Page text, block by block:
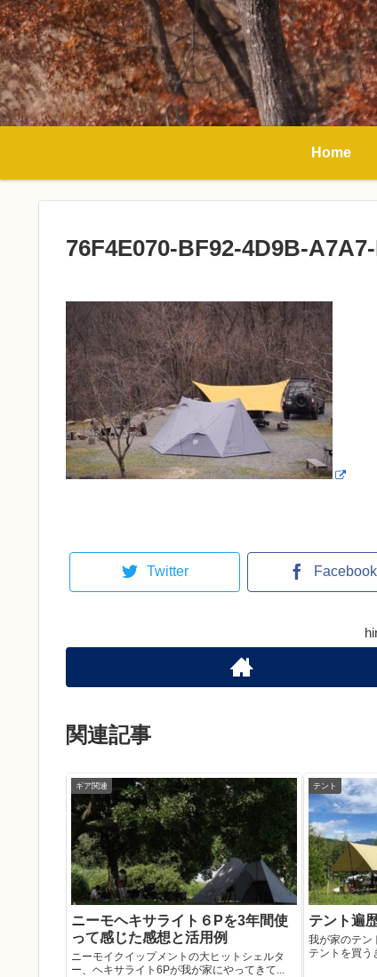
Home
76F4E070-BF92-4D9B-
Twitter Facebook
関連記事
ギア関連
ニーモヘキサライト６Pを3年間使
って感じた感想と活用例
ニーモイクイップメントの大ヒットシェルタ
ー、ヘキサライト6Pが我が家にやってきて...
テント
テント遍
我が家のテン
テントを買う